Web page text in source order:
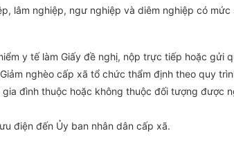
lâm nghiệp, ngư nghiệp và diêm nghiệp có
y tế làm Giấy đề nghị, nộp trực tiếp hoặc
nghèo cấp xã tổ chức thẩm định theo quy
đình thuộc hoặc không thuộc đối tượng được
điện đến Ủy ban nhân dân cấp xã.